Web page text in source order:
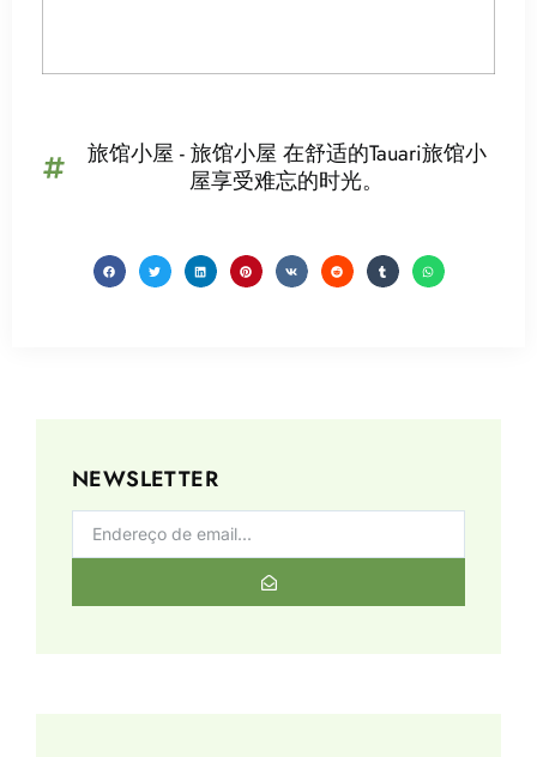
旅馆小屋 - 旅馆小屋 在舒适的Tauari旅馆小
屋享受难忘的时光。
NEWSLETTER